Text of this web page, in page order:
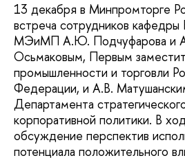
13 декабря в Минпромторге
встреча сотрудников
МЭиМП А.Ю. Подчуфарова и
Осьмаковым, Первым
промышленности и торговли
Федерации, и А.В.
Департамента
корпоративной политики. В
обсуждение перспектив
потенциала положительного